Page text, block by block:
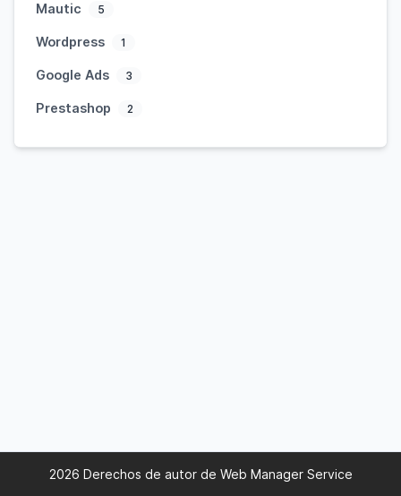
Mautic 5
Wordpress 1
Google Ads 3
Prestashop 2
2026 Derechos de autor de Web Manager Service